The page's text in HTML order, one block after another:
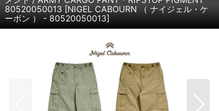
80520050013 [NIGEL CABOURN （ ナイジェル・ケ
ーボン ） - 80520050013]